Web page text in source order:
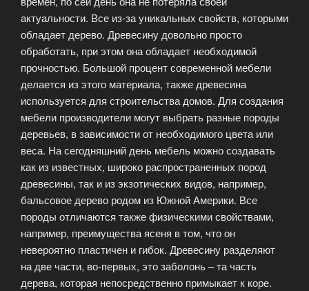
актуальности. Все из-за уникальных свойств, которыми
обладает дерево. Древесину довольно просто
обработать, при этом она обладает необходимой
прочностью. Большой процент современной мебели
делается из этого материала, также древесина
используется для строительства домов. Для создания
мебели производители могут выбрать разные породы
деревьев, в зависимости от необходимого цвета или
веса. На сегодняшний день мебель можно создавать
как из известных, широко распространенных пород
древесины, так и из экзотических видов, например,
бальсовое дерево родом из Южной Америки. Все
породы отличаются также физическими свойствами,
например, преимущества ясеня в том, что он
невероятно пластичен и гибок. Древесину разделяют
на две части, во-первых, это заболонь – та часть
дерева, которая непосредственно примыкает к коре.